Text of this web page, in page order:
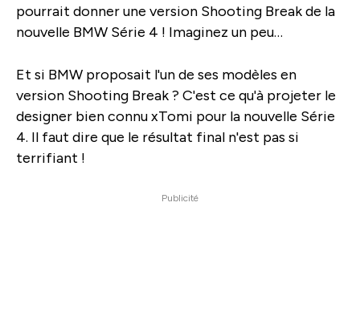
pourrait donner une version Shooting Break de la
nouvelle BMW Série 4 ! Imaginez un peu…
Et si BMW proposait l'un de ses modèles en
version Shooting Break ? C'est ce qu'à projeter le
designer bien connu xTomi pour la nouvelle Série
4. Il faut dire que le résultat final n'est pas si
terrifiant !
Publicité